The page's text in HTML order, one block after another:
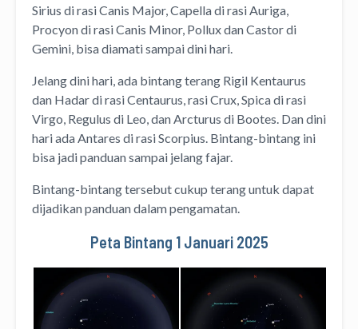
Sirius di rasi Canis Major, Capella di rasi Auriga,
Procyon di rasi Canis Minor, Pollux dan Castor di
Gemini, bisa diamati sampai dini hari.
Jelang dini hari, ada bintang terang Rigil Kentaurus
dan Hadar di rasi Centaurus, rasi Crux, Spica di rasi
Virgo, Regulus di Leo, dan Arcturus di Bootes. Dan dini
hari ada Antares di rasi Scorpius. Bintang-bintang ini
bisa jadi panduan sampai jelang fajar.
Bintang-bintang tersebut cukup terang untuk dapat
dijadikan panduan dalam pengamatan.
Peta Bintang 1 Januari 2025